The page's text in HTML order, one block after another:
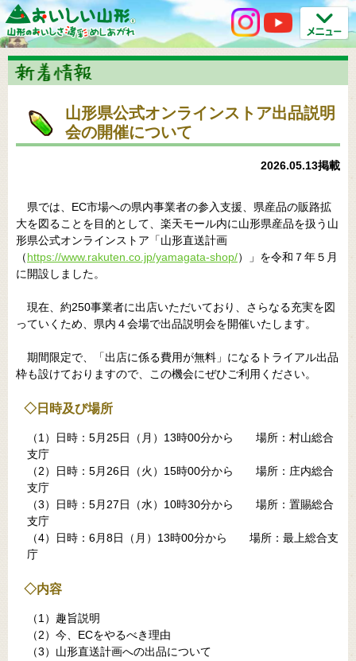
山形県公式オンラインストア出品説明
会の開催について
2026.05.13掲載
県では、EC市場への県内事業者の参入支援、県産品の販路拡
大を図ることを目的として、楽天モール内に山形県産品を扱う山
形県公式オンラインストア「山形直送計画
（https://www.rakuten.co.jp/yamagata-shop/）」を令和７年５月
に開設しました。
現在、約250事業者に出店いただいており、さらなる充実を図
っていくため、県内４会場で出品説明会を開催いたします。
期間限定で、「出店に係る費用が無料」になるトライアル出品
枠も設けておりますので、この機会にぜひご利用ください。
◇日時及び場所
（1）日時：5月25日（月）13時00分から 場所：村山総合
支庁
（2）日時：5月26日（火）15時00分から 場所：庄内総合
支庁
（3）日時：5月27日（水）10時30分から 場所：置賜総合
支庁
（4）日時：6月8日（月）13時00分から 場所：最上総合支
庁
◇内容
（1）趣旨説明
（2）今、ECをやるべき理由
（3）山形直送計画への出品について